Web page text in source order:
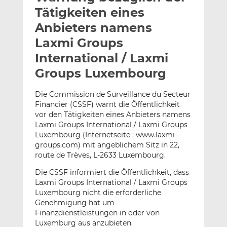
a
n
n
k
e
d
I
t
i
l
e
n
c
e
b
o
o
t
i
l
e
n
Tätigkeiten eines
Anbieters namens
Laxmi Groups
International / Laxmi
Groups Luxembourg
Die Commission de Surveillance du Secteur
Financier (CSSF) warnt die Öffentlichkeit
vor den Tätigkeiten eines Anbieters namens
Laxmi Groups International / Laxmi Groups
Luxembourg (Internetseite : www.laxmi-
groups.com) mit angeblichem Sitz in 22,
route de Trèves, L-2633 Luxembourg.
Die CSSF informiert die Öffentlichkeit, dass
Laxmi Groups International / Laxmi Groups
Luxembourg nicht die erforderliche
Genehmigung hat um
Finanzdienstleistungen in oder von
Luxemburg aus anzubieten.